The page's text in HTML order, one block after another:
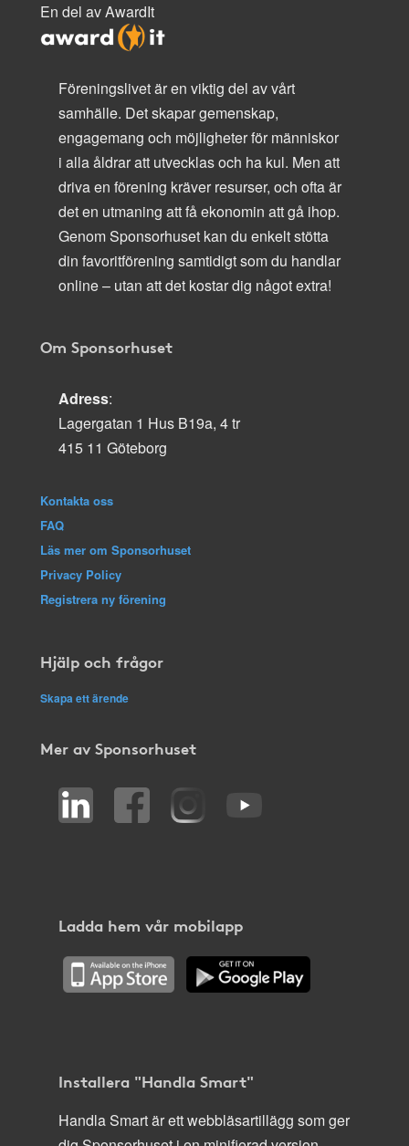
En del av AwardIt
Föreningslivet är en viktig del av vårt
samhälle. Det skapar gemenskap,
engagemang och möjligheter för människor
i alla åldrar att utvecklas och ha kul. Men att
driva en förening kräver resurser, och ofta är
det en utmaning att få ekonomin att gå ihop.
Genom Sponsorhuset kan du enkelt stötta
din favoritförening samtidigt som du handlar
online – utan att det kostar dig något extra!
Om Sponsorhuset
Adress:
Lagergatan 1 Hus B19a, 4 tr
415 11 Göteborg
Kontakta oss
FAQ
Läs mer om Sponsorhuset
Privacy Policy
Registrera ny förening
Hjälp och frågor
Skapa ett ärende
Mer av Sponsorhuset
Ladda hem vår mobilapp
Installera "Handla Smart"
Handla Smart är ett webbläsartillägg som ger